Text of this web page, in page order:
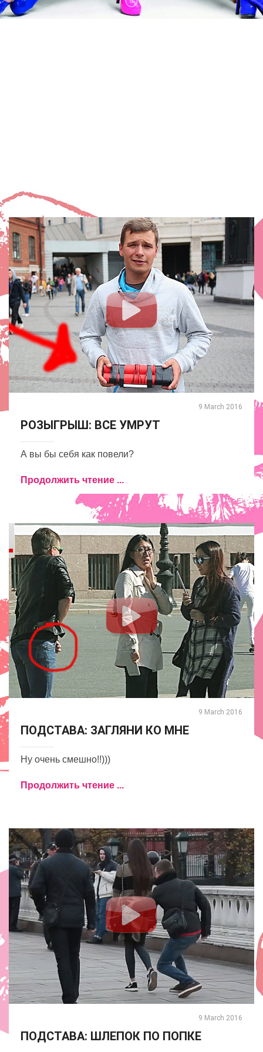
9 March 2016
РОЗЫГРЫШ: ВСЕ УМРУТ
А вы бы себя как повели?
Продолжить чтение ...
9 March 2016
ПОДСТАВА: ЗАГЛЯНИ КО МНЕ
Ну очень смешно!!)))
Продолжить чтение ...
9 March 2016
ПОДСТАВА: ШЛЕПОК ПО ПОПКЕ